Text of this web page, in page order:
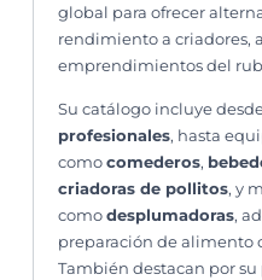
global para ofrecer
rendimiento a criadores,
emprendimientos del
Su catálogo incluye
profesionales, hasta
comocomederos,
criadoras de pollitos, y
comodesplumadoras,
preparación de alimento
También destacan por su